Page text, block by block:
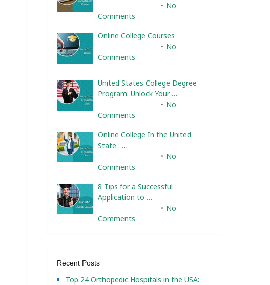
No
Comments
Online College Courses
No
Comments
United States College Degree
Program: Unlock Your …
No
Comments
Online College In the United
State : …
No
Comments
8 Tips for a Successful
Application to …
No
Comments
Recent Posts
Top 24 Orthopedic Hospitals in the USA: